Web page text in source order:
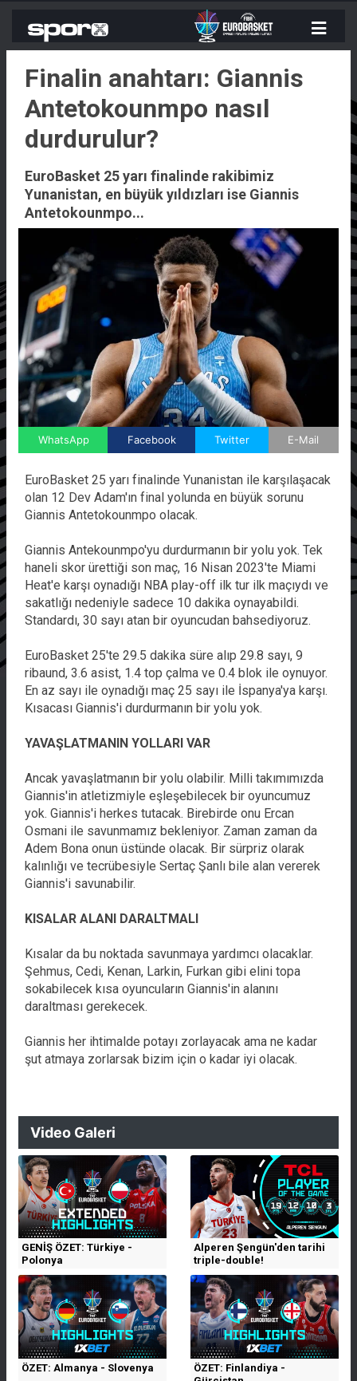
Finalin anahtarı: Giannis
Antetokounmpo nasıl
durdurulur?
EuroBasket 25 yarı finalinde rakibimiz
Yunanistan, en büyük yıldızları ise Giannis
Antetokounmpo...
WhatsApp Facebook Twitter E-Mail
EuroBasket 25 yarı finalinde Yunanistan ile karşılaşacak
olan 12 Dev Adam'ın final yolunda en büyük sorunu
Giannis Antetokounmpo olacak.
Giannis Antekounmpo'yu durdurmanın bir yolu yok. Tek
haneli skor ürettiği son maç, 16 Nisan 2023'te Miami
Heat'e karşı oynadığı NBA play-off ilk tur ilk maçıydı ve
sakatlığı nedeniyle sadece 10 dakika oynayabildi.
Standardı, 30 sayı atan bir oyuncudan bahsediyoruz.
EuroBasket 25'te 29.5 dakika süre alıp 29.8 sayı, 9
ribaund, 3.6 asist, 1.4 top çalma ve 0.4 blok ile oynuyor.
En az sayı ile oynadığı maç 25 sayı ile İspanya'ya karşı.
Kısacası Giannis'i durdurmanın bir yolu yok.
YAVAŞLATMANIN YOLLARI VAR
Ancak yavaşlatmanın bir yolu olabilir. Milli takımımızda
Giannis'in atletizmiyle eşleşebilecek bir oyuncumuz
yok. Giannis'i herkes tutacak. Birebirde onu Ercan
Osmani ile savunmamız bekleniyor. Zaman zaman da
Adem Bona onun üstünde olacak. Bir sürpriz olarak
kalınlığı ve tecrübesiyle Sertaç Şanlı bile alan vererek
Giannis'i savunabilir.
KISALAR ALANI DARALTMALI
Kısalar da bu noktada savunmaya yardımcı olacaklar.
Şehmus, Cedi, Kenan, Larkin, Furkan gibi elini topa
sokabilecek kısa oyuncuların Giannis'in alanını
daraltması gerekecek.
Giannis her ihtimalde potayı zorlayacak ama ne kadar
şut atmaya zorlarsak bizim için o kadar iyi olacak.
Video Galeri
GENİŞ ÖZET: Türkiye -
Polonya
Alperen Şengün'den tarihi
triple-double!
ÖZET: Almanya - Slovenya
ÖZET: Finlandiya -